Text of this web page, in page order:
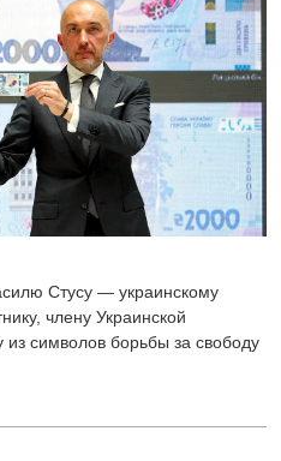
Стусу — украинскому
члену Украинской
символов борьбы за свободу